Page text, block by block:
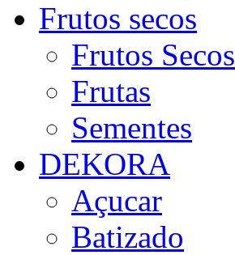
Frutos secos
Frutos Secos
Frutas
Sementes
DEKORA
Açucar
Batizado